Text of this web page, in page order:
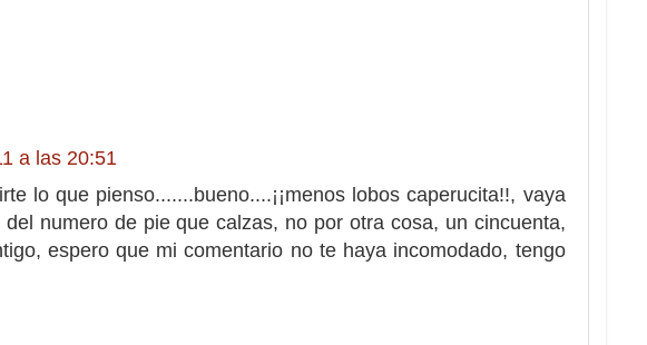
a las 20:51
lo que pienso.......bueno....¡¡menos lobos caperucita!!, vaya
numero de pie que calzas, no por otra cosa, un cincuenta,
espero que mi comentario no te haya incomodado, tengo